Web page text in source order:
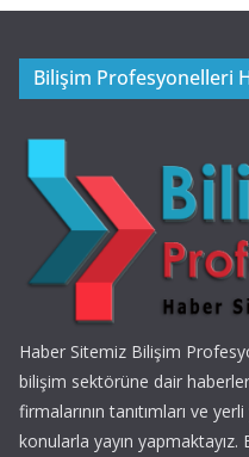
Bilişim Profesyonelleri
Haber Sitemiz Bilişim
bilişim sektörüne dair
firmalarının tanıtımları ve
konularla yayın